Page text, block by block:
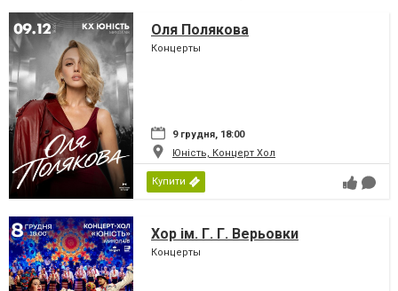
Оля Полякова
Концерты
9 грудня, 18:00
Юність, Концерт Хол
Купити
Хор ім. Г. Г. Верьовки
Концерты